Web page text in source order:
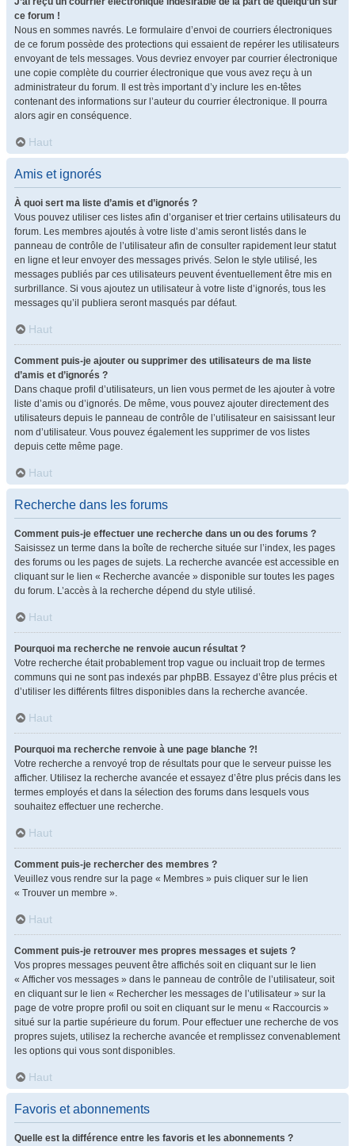
ce forum !
Nous en sommes navrés. Le formulaire d’envoi de courriers électroniques
de ce forum possède des protections qui essaient de repérer les utilisateurs
envoyant de tels messages. Vous devriez envoyer par courrier électronique
une copie complète du courrier électronique que vous avez reçu à un
administrateur du forum. Il est très important d’y inclure les en-têtes
contenant des informations sur l’auteur du courrier électronique. Il pourra
alors agir en conséquence.
Haut
Amis et ignorés
À quoi sert ma liste d’amis et d’ignorés ?
Vous pouvez utiliser ces listes afin d’organiser et trier certains utilisateurs du
forum. Les membres ajoutés à votre liste d’amis seront listés dans le
panneau de contrôle de l’utilisateur afin de consulter rapidement leur statut
en ligne et leur envoyer des messages privés. Selon le style utilisé, les
messages publiés par ces utilisateurs peuvent éventuellement être mis en
surbrillance. Si vous ajoutez un utilisateur à votre liste d’ignorés, tous les
messages qu’il publiera seront masqués par défaut.
Haut
Comment puis-je ajouter ou supprimer des utilisateurs de ma liste
d’amis et d’ignorés ?
Dans chaque profil d’utilisateurs, un lien vous permet de les ajouter à votre
liste d’amis ou d’ignorés. De même, vous pouvez ajouter directement des
utilisateurs depuis le panneau de contrôle de l’utilisateur en saisissant leur
nom d’utilisateur. Vous pouvez également les supprimer de vos listes
depuis cette même page.
Haut
Recherche dans les forums
Comment puis-je effectuer une recherche dans un ou des forums ?
Saisissez un terme dans la boîte de recherche située sur l’index, les pages
des forums ou les pages de sujets. La recherche avancée est accessible en
cliquant sur le lien « Recherche avancée » disponible sur toutes les pages
du forum. L’accès à la recherche dépend du style utilisé.
Haut
Pourquoi ma recherche ne renvoie aucun résultat ?
Votre recherche était probablement trop vague ou incluait trop de termes
communs qui ne sont pas indexés par phpBB. Essayez d’être plus précis et
d’utiliser les différents filtres disponibles dans la recherche avancée.
Haut
Pourquoi ma recherche renvoie à une page blanche ?!
Votre recherche a renvoyé trop de résultats pour que le serveur puisse les
afficher. Utilisez la recherche avancée et essayez d’être plus précis dans les
termes employés et dans la sélection des forums dans lesquels vous
souhaitez effectuer une recherche.
Haut
Comment puis-je rechercher des membres ?
Veuillez vous rendre sur la page « Membres » puis cliquer sur le lien
« Trouver un membre ».
Haut
Comment puis-je retrouver mes propres messages et sujets ?
Vos propres messages peuvent être affichés soit en cliquant sur le lien
« Afficher vos messages » dans le panneau de contrôle de l’utilisateur, soit
en cliquant sur le lien « Rechercher les messages de l’utilisateur » sur la
page de votre propre profil ou soit en cliquant sur le menu « Raccourcis »
situé sur la partie supérieure du forum. Pour effectuer une recherche de vos
propres sujets, utilisez la recherche avancée et remplissez convenablement
les options qui vous sont disponibles.
Haut
Favoris et abonnements
Quelle est la différence entre les favoris et les abonnements ?